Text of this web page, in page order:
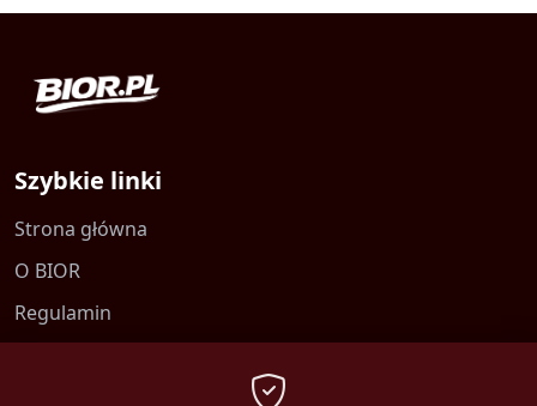
Szybkie linki
Strona główna
O BIOR
Regulamin